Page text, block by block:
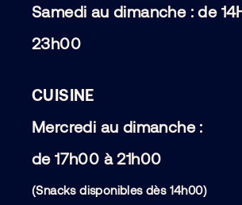
Samedi au dimanche : de
23h00
CUISINE
Mercredi au dimanche :
de 17h00 à 21h00
(Snacks disponibles dès 14h00)